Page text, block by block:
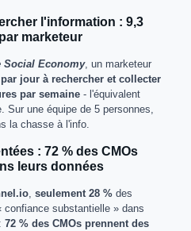
l'information : 9,3
marketeur
Social Economy, un marketeur
jour à rechercher et collecter
par semaine - l'équivalent
Sur une équipe de 5 personnes,
la chasse à l'info.
: 72 % des CMOs
leurs données
seulement 28 % des
substantielle » dans
72 % des CMOs prennent des